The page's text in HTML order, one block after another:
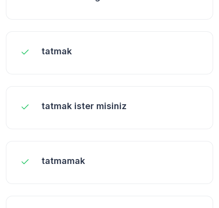
tatmak
tatmak ister misiniz
tatmamak